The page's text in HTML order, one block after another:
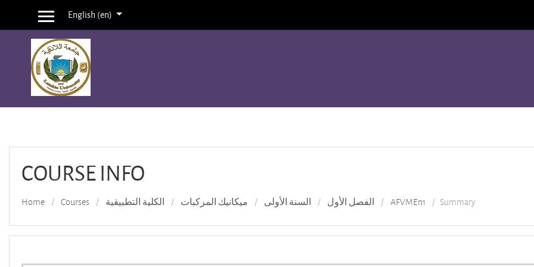
Skip to main content
Side panelEnglish ‎(en)‎
COURSE INFO
Home Courses الكلية التطبيقية ميكانيك المركبات السنة الأولى الفصل الأول AFVMEn1 Summary